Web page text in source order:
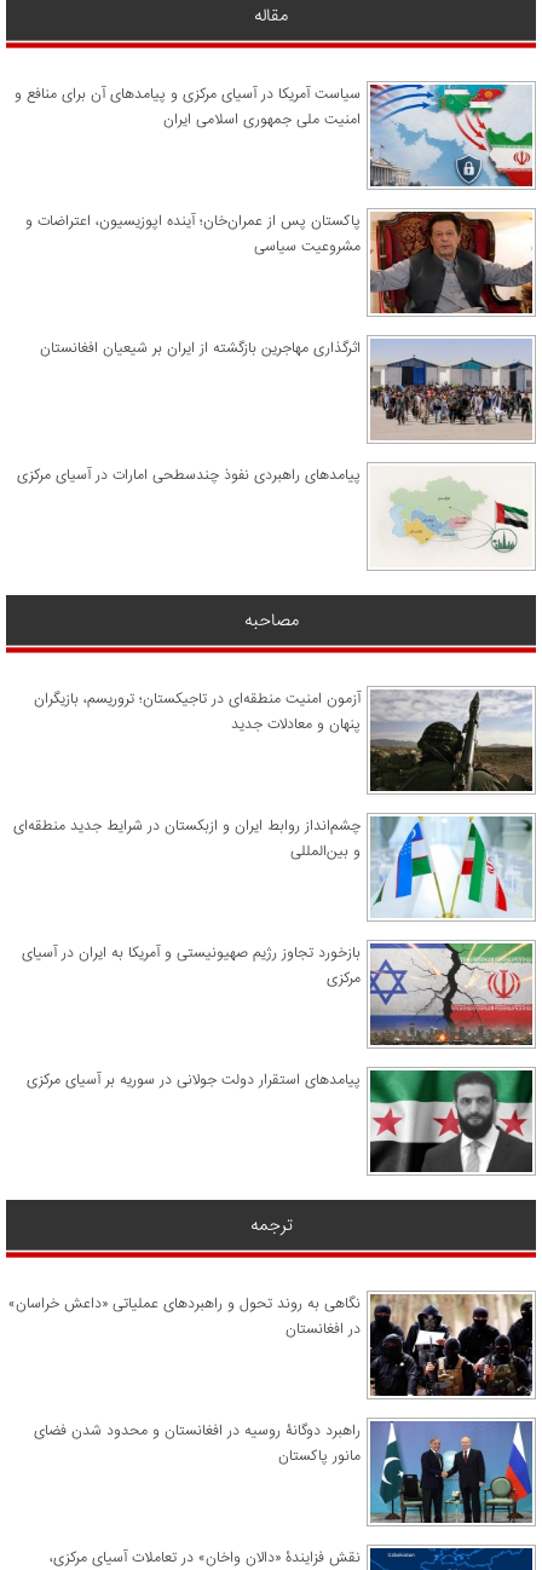
مقاله
سیاست آمریکا در آسیای مرکزی و پیامدهای آن برای منافع و
امنیت ملی جمهوری اسلامی ایران
پاکستان پس از عمران‌خان؛ آینده اپوزیسیون، اعتراضات و
مشروعیت سیاسی
اثرگذاری مهاجرین بازگشته از ایران بر شیعیان افغانستان
پیامدهای راهبردی نفوذ چندسطحی امارات در آسیای مرکزی
مصاحبه
آزمون امنیت منطقه‌ای در تاجیکستان؛ تروریسم، بازیگران
پنهان و معادلات جدید
چشم‌انداز روابط ایران و ازبکستان در شرایط جدید منطقه‌ای
و بین‌المللی
​بازخورد تجاوز رژیم صهیونیستی و آمریکا به ایران در آسیای
مرکزی
پیامدهای استقرار دولت جولانی در سوریه بر آسیای مرکزی
ترجمه
نگاهی به روند تحول و راهبردهای عملیاتی «داعش خراسان»
در افغانستان
راهبرد دوگانۀ روسیه در افغانستان و محدود شدن فضای
مانور پاکستان
نقش فزایندۀ «دالان واخان» در تعاملات آسیای مرکزی،